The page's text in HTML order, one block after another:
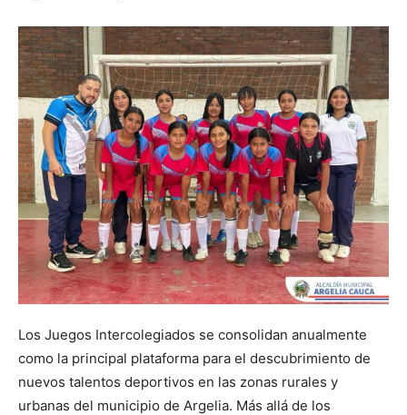
Los Juegos Intercolegiados se consolidan anualmente
como la principal plataforma para el descubrimiento de
nuevos talentos deportivos en las zonas rurales y
urbanas del municipio de Argelia. Más allá de los